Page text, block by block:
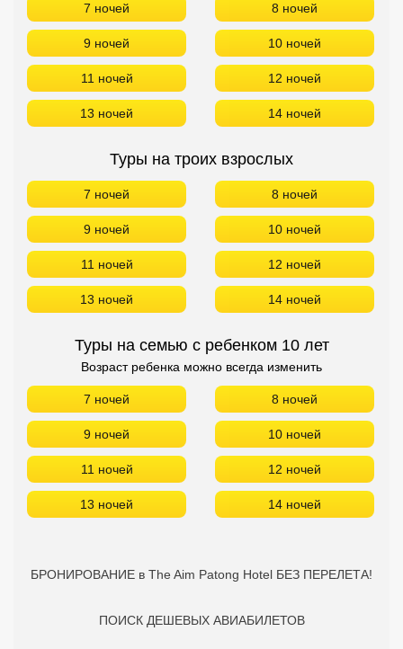
7 ночей 8 ночей
9 ночей 10 ночей
11 ночей 12 ночей
13 ночей 14 ночей
Туры на троих взрослых
7 ночей 8 ночей
9 ночей 10 ночей
11 ночей 12 ночей
13 ночей 14 ночей
Туры на семью с ребенком 10 лет
Возраст ребенка можно всегда изменить
7 ночей 8 ночей
9 ночей 10 ночей
11 ночей 12 ночей
13 ночей 14 ночей
БРОНИРОВАНИЕ в The Aim Patong Hotel БЕЗ ПЕРЕЛЕТА!
ПОИСК ДЕШЕВЫХ АВИАБИЛЕТОВ